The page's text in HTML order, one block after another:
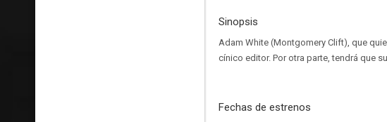
Sinopsis
Adam White (Montgomery Clift), que
cínico editor. Por otra parte, tendrá que
Fechas de estrenos